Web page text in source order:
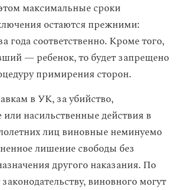
максимальные сроки
остаются прежними:
года соответственно. Кроме того,
— ребенок, то будет запрещено
примирения сторон.
в УК, за убийство,
или насильственные действия в
лиц виновные неминуемо
лишение свободы без
другого наказания. По
виновного могут